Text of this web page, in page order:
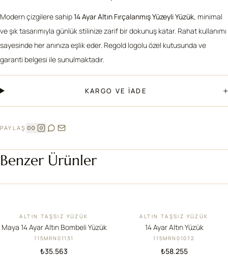
Modern çizgilere sahip14 Ayar Altın Fırçalanmış Yüzeyli Yüzük, minimal
ve şık tasarımıyla günlük stilinize zarif bir dokunuş katar. Rahat kullanımı
sayesinde her anınıza eşlik eder. Regold logolu özel kutusunda ve
garanti belgesi ile sunulmaktadır.
KARGO VE İADE +
PAYLAŞ
Benzer Ürünler
YENI
ALTIN TAŞSIZ YÜZÜK
Maya 14 Ayar Altın Bombeli Yüzük
115MRN01131
₺35.563
YENI
ALTIN TAŞSIZ YÜZÜK
14 Ayar Altın Yüzük
115MRN01072
₺58.255